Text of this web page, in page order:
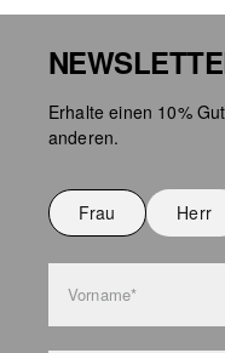
Erhalte einen 10%
anderen.
Frau Herr
Vorname*